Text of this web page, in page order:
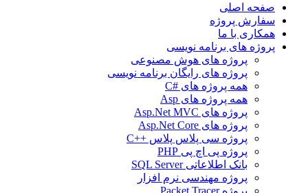
صفحه اصلی
سفارش پروژه
همکاری با ما
پروژه های برنامه نویسی
پروژه های هوش مصنوعی
پروژه های رایگان برنامه نویسی
همه پروژه های #C
همه پروژه های Asp
پروژه های Asp.Net MVC
پروژه های Asp.Net Core
پروژه سی پلاس پلاس ++C
پروژه پی اچ پی PHP
بانک اطلاعاتی SQL Server
پروژه مهندسی نرم افزار
پروژه Packet Tracer